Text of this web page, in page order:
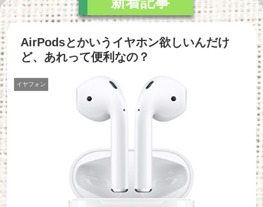
AirPodsとかいうイヤホン欲しいんだけ
ど、あれって便利なの？
イヤフォン